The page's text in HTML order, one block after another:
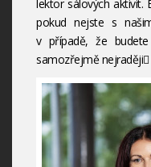
lektor sálových aktivit.
pokud nejste s
v případě, že
samozřejmě nejraději